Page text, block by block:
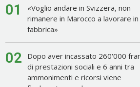
01
«Voglio andare in Svizzera, non
rimanere in Marocco a lavorare in
fabbrica»
02
Dopo aver incassato 260'000
di prestazioni sociali e 6 anni tra
ammonimenti e ricorsi viene